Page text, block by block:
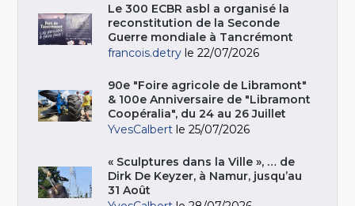
Le 300 ECBR asbl a organisé la
reconstitution de la Seconde
Guerre mondiale à Tancrémont
francois.detry le 22/07/2026
90e "Foire agricole de Libramont"
& 100e Anniversaire de "Libramont
Coopéralia", du 24 au 26 Juillet
YvesCalbert le 25/07/2026
« Sculptures dans la Ville », … de
Dirk De Keyzer, à Namur, jusqu’au
31 Août